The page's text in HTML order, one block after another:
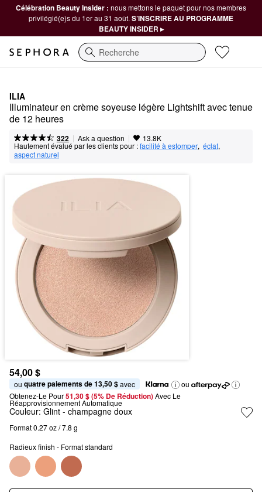
Célébration Beauty Insider : nous mettons le paquet pour nos membres
privilégié(e)s du 1er au 31 août. S’INSCRIRE AU PROGRAMME
BEAUTY INSIDER ▸
Recherche
ILIA
Illuminateur en crème soyeuse légère Lightshift avec tenue
de 12 heures
322 | Ask a question | 13.8K
Hautement évalué par les clients pour :facilité à estomper, éclat,
aspect naturel
54,00 $
ou quatre paiements de 13,50 $ avec
ou
Obtenez-Le Pour51,30 $ (5% De Réduction) Avec Le
Réapprovisionnement Automatique
Couleur: Glint - champagne doux
Format 0.27 oz / 7.8 g
Radieux finish - Format standard